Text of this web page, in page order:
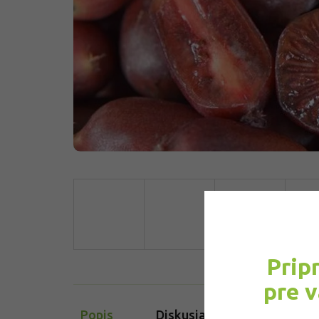
Popis Diskusia
pre